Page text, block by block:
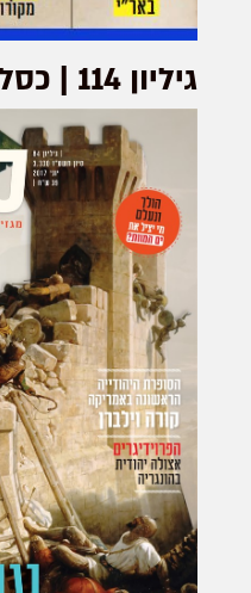
גיליון 114 | כסלו תש״ף